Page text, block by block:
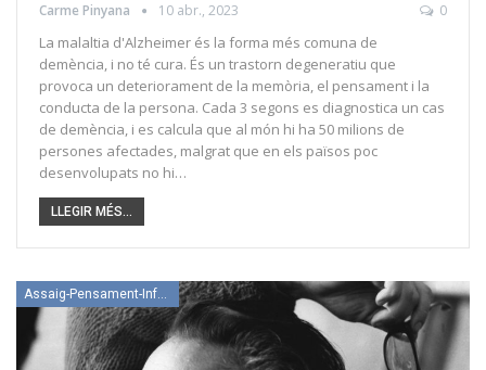
Carme Pinyana 10 abr., 2023 0
La malaltia d'Alzheimer és la forma més comuna de
demència, i no té cura. És un trastorn degeneratiu que
provoca un deteriorament de la memòria, el pensament i la
conducta de la persona. Cada 3 segons es diagnostica un cas
de demència, i es calcula que al món hi ha 50 milions de
persones afectades, malgrat que en els països poc
desenvolupats no hi…
LLEGIR MÉS...
Assaig-Pensament-Informació